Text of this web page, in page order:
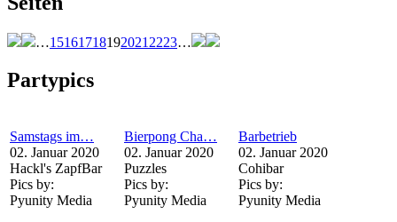
…15161718192021 2223…
Partypics
Samstags im…
02. Januar 2020
Hackl's ZapfBar
Pics by:
Pyunity Media
Bierpong Cha…
02. Januar 2020
Puzzles
Pics by:
Pyunity Media
Barbetrieb
02. Januar 2020
Cohibar
Pics by:
Pyunity Media